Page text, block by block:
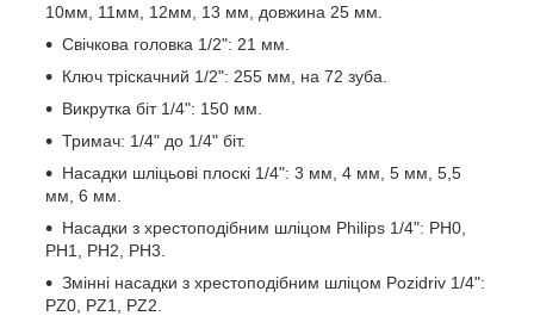
10мм, 11мм, 12мм, 13 мм, довжина 25 мм.
Свічкова головка 1/2": 21 мм.
Ключ тріскачний 1/2": 255 мм, на 72 зуба.
Викрутка біт 1/4": 150 мм.
Тримач: 1/4" до 1/4" біт.
Насадки шліцьові плоскі 1/4": 3 мм, 4 мм, 5 мм, 5,5
мм, 6 мм.
Насадки з хрестоподібним шліцом Philips 1/4": PH0,
PH1, PH2, PH3.
Змінні насадки з хрестоподібним шліцом Pozidriv 1/4":
PZ0, PZ1, PZ2.